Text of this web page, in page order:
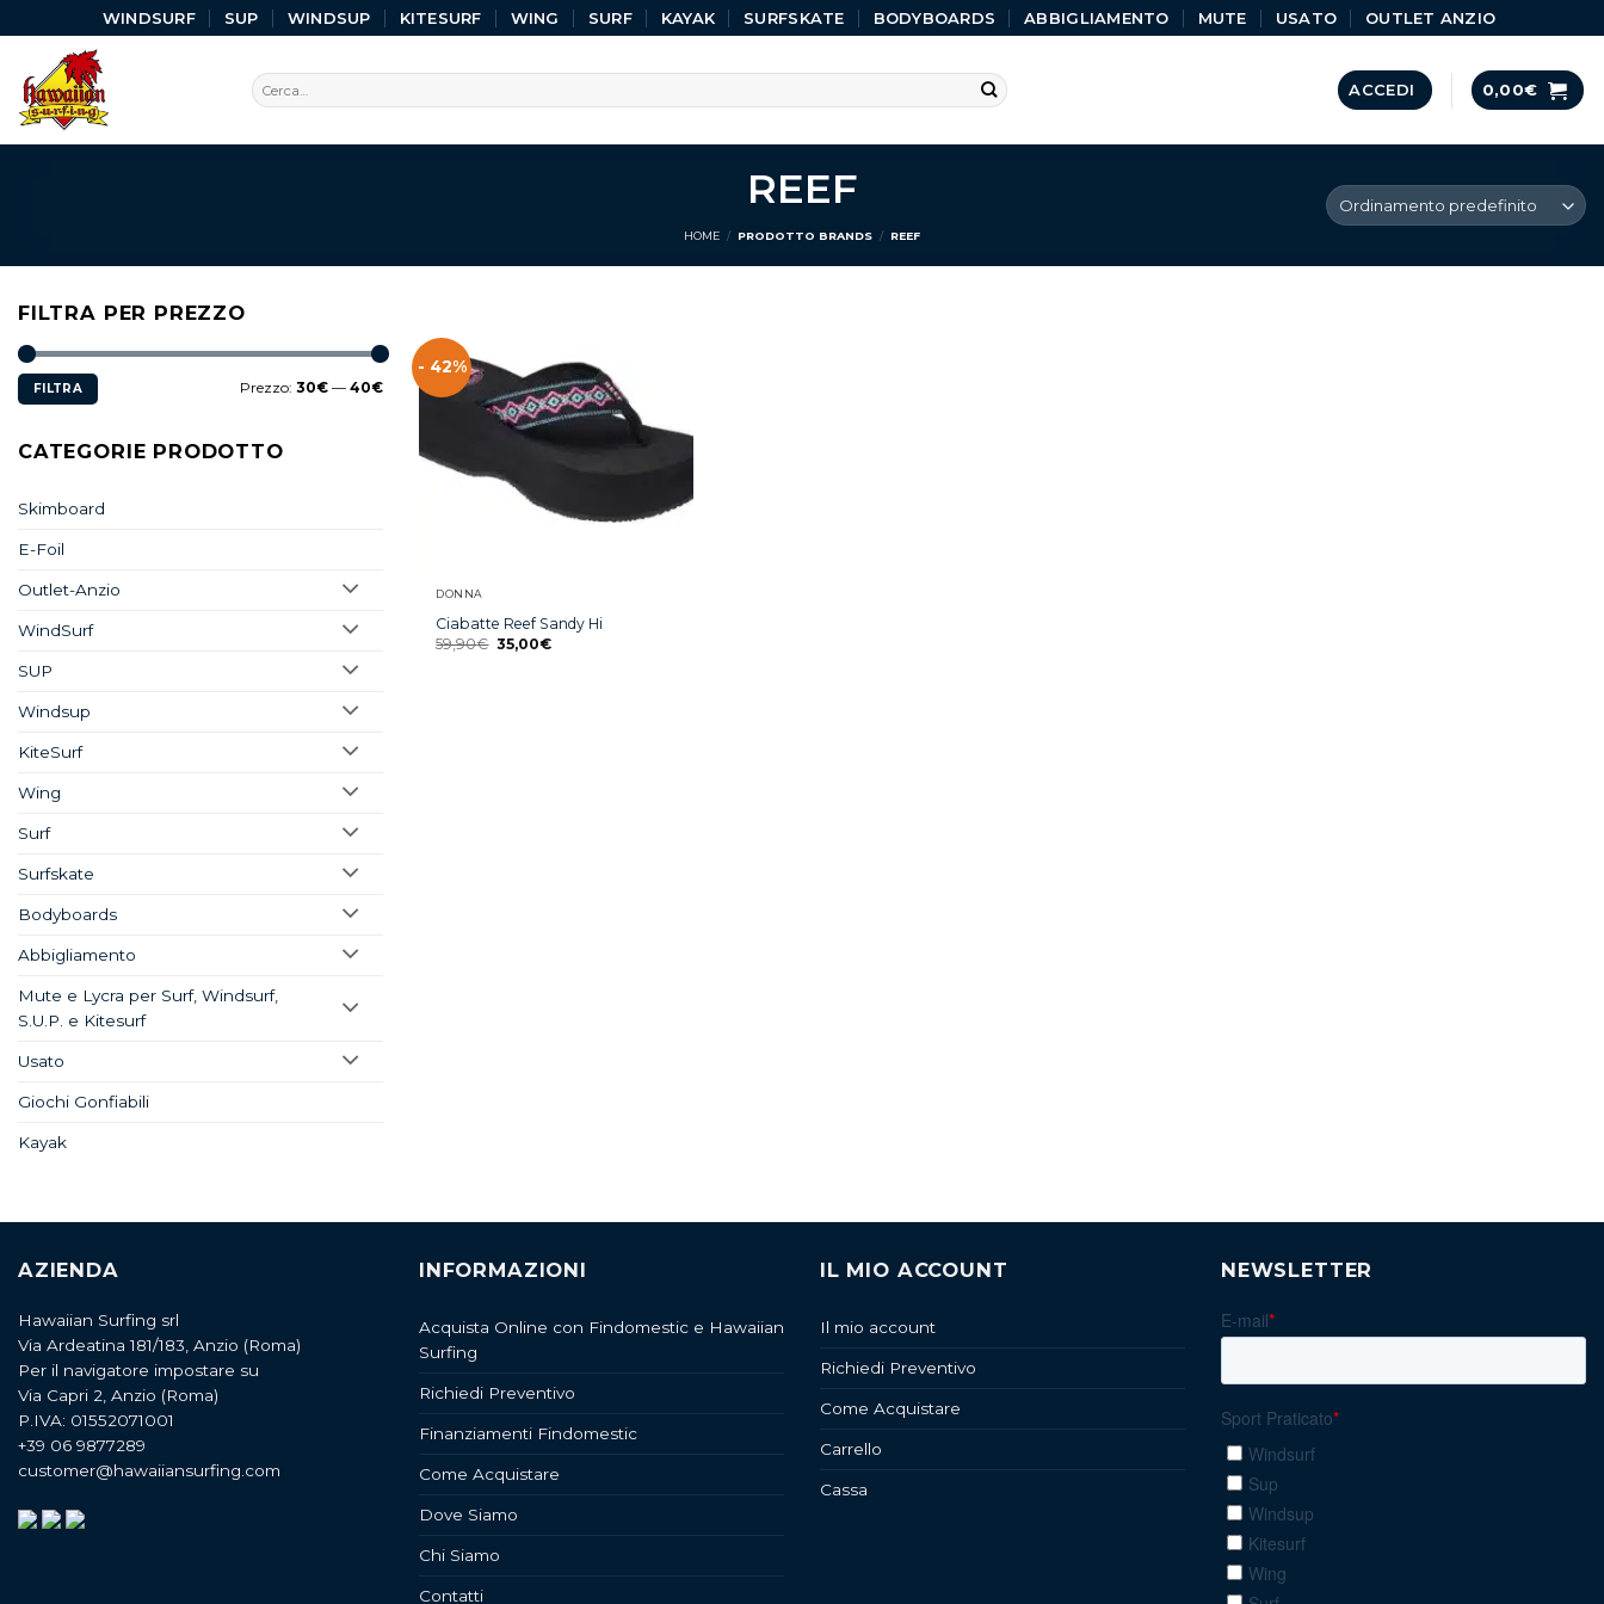
WINDSURF SUP WINDSUP KITESURF WING SURF KAYAK SURFSKATE BODYBOARDS ABBIGLIAMENTO MUTE USATO OUTLET ANZIO
ACCEDI 0,00€
REEF
HOME / PRODOTTO BRANDS / REEF
FILTRA PER PREZZO
FILTRA Prezzo: 30€ — 40€
CATEGORIE PRODOTTO
Skimboard
E-Foil
Outlet-Anzio
WindSurf
SUP
Windsup
KiteSurf
Wing
Surf
Surfskate
Bodyboards
Abbigliamento
Mute e Lycra per Surf, Windsurf,
S.U.P. e Kitesurf
Usato
Giochi Gonfiabili
Kayak
- 42%
DONNA
Ciabatte Reef Sandy Hi
59,90€ 35,00€
AZIENDA
Hawaiian Surfing srl
Via Ardeatina 181/183, Anzio (Roma)
Per il navigatore impostare su
Via Capri 2, Anzio (Roma)
P.IVA: 01552071001
+39 06 9877289
customer@hawaiiansurfing.com
INFORMAZIONI
Acquista Online con Findomestic e Hawaiian
Surfing
Richiedi Preventivo
Finanziamenti Findomestic
Come Acquistare
Dove Siamo
Chi Siamo
Contatti
IL MIO ACCOUNT
Il mio account
Richiedi Preventivo
Come Acquistare
Carrello
Cassa
NEWSLETTER